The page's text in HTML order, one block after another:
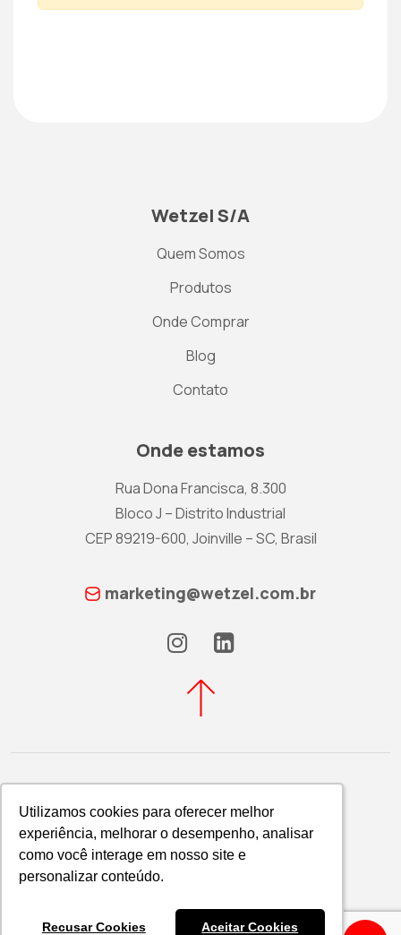
Utilizamos cookies para oferecer melhor
experiência, melhorar o desempenho, analisar
como você interage em nosso site e
personalizar conteúdo.
Recusar Cookies Aceitar Cookies
Utilizamos cookies para oferecer melhor
experiência, melhorar o desempenho, analisar
como você interage em nosso site e
personalizar conteúdo.
Recusar Cookies Aceitar Cookies
Wetzel S/A
Quem Somos
Produtos
Onde Comprar
Blog
Contato
Onde estamos
Rua Dona Francisca, 8.300
Bloco J – Distrito Industrial
CEP 89219-600, Joinville – SC, Brasil
marketing@wetzel.com.br
Política de Privacidade
WETZEL S/A © 2026